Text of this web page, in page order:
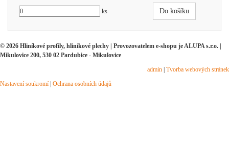
ks
Do košíku
© 2026 Hliníkové profily, hliníkové plechy | Provozovatelem e-shopu je ALUPA s.r.o. |
Mikulovice 200, 530 02 Pardubice - Mikulovice
admin Tvorba webových stránek
Nastavení soukromí Ochrana osobních údajů